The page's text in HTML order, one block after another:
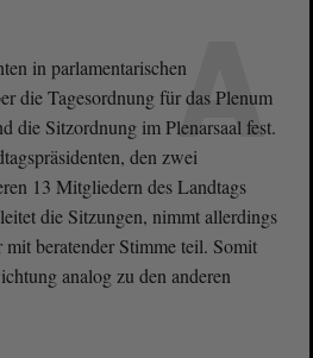
A
in parlamentarischen
die Tagesordnung für das Plenum
die Sitzordnung im Plenarsaal fest.
den zwei
13 Mitgliedern des Landtags
die Sitzungen, nimmt allerdings
beratender Stimme teil. Somit
analog zu den anderen